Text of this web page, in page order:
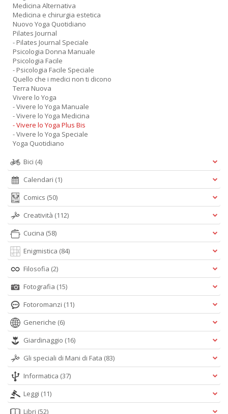
Medicina Alternativa
Medicina e chirurgia estetica
Nuovo Yoga Quotidiano
Pilates Journal
- Pilates Journal Speciale
Psicologia Donna Manuale
Psicologia Facile
- Psicologia Facile Speciale
Quello che i medici non ti dicono
Terra Nuova
Vivere lo Yoga
- Vivere lo Yoga Manuale
- Vivere lo Yoga Medicina
- Vivere lo Yoga Plus Bis
- Vivere lo Yoga Speciale
Yoga Quotidiano
Bici (4)
Calendari (1)
Comics (50)
Creatività (112)
Cucina (58)
Enigmistica (84)
Filosofia (2)
Fotografia (15)
Fotoromanzi (11)
Generiche (6)
Giardinaggio (16)
Gli speciali di Mani di Fata (83)
Informatica (37)
Leggi (11)
Libri (52)